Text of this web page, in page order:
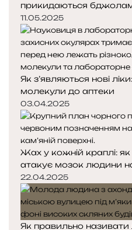
прикидаються
11.05.2025
Як з’являються нові
молекули до аптеки
03.04.2025
Жах у кожній краплі:
атакує мозок людини
22.04.2025
Як правильно